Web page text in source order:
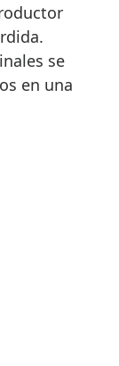
se
en una